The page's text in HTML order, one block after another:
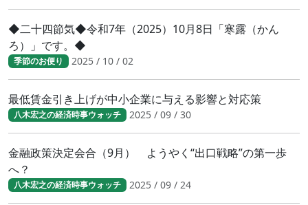
◆二十四節気◆令和7年（2025）10月8日「寒露（かん
ろ）」です。◆
季節のお便り 2025 / 10 / 02
最低賃金引き上げが中小企業に与える影響と対応策
八木宏之の経済時事ウォッチ 2025 / 09 / 30
金融政策決定会合（9月） ようやく“出口戦略”の第一歩
へ？
八木宏之の経済時事ウォッチ 2025 / 09 / 24